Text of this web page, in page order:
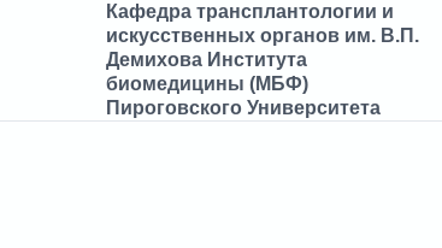
содержимому
Кафедра трансплантологии и
искусственных органов им. В.П.
Демихова Института
биомедицины (МБФ)
Пироговского Университета